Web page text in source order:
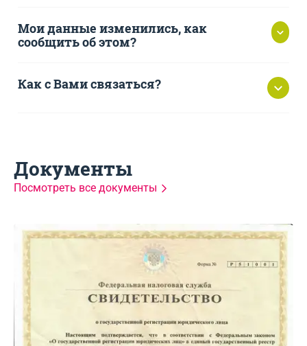
Мои данные изменились, как
сообщить об этом?
Как с Вами связаться?
Документы
Посмотреть все документы